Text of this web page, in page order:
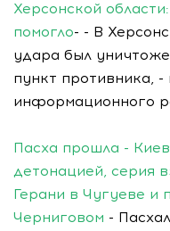
Херсонской
помогло- - В
удара был
пункт противника,
информационного
Пасха прошла -
детонацией, серия
Герани в Чугуеве и
Черниговом -